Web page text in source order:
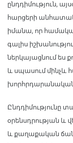
ընդդիմություն,
հարցերի
իմանա, որ
գալիս
ներկայացնում ես
և սպասում մինչև
Ընդդիմությունը
օրենսդրության և
և քաղաքական